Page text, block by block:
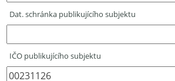
Dat. schránka publikujícího subjektu
IČO publikujícího subjektu